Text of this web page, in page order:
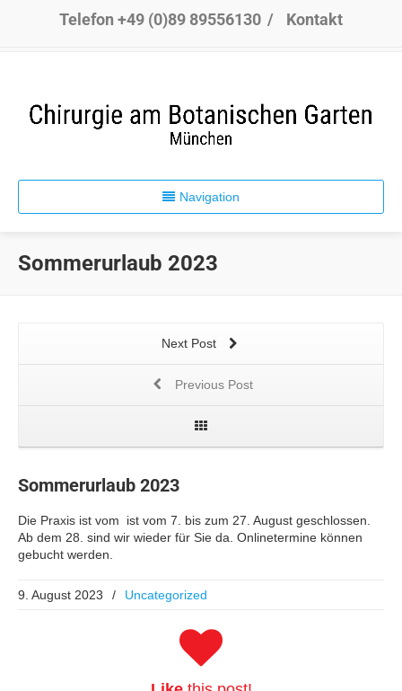
Telefon +49 (0)89 89556130 / Kontakt
Navigation
Sommerurlaub 2023
Next Post
Previous Post
Sommerurlaub 2023
Die Praxis ist vom ist vom 7. bis zum 27. August geschlossen.
Ab dem 28. sind wir wieder für Sie da. Onlinetermine können
gebucht werden.
9. August 2023 / Uncategorized